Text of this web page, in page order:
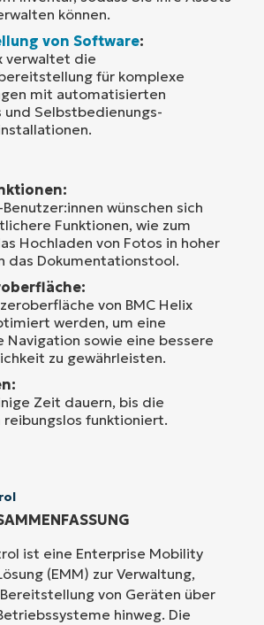
können.
von Software:
verwaltet die
für komplexe
mit automatisierten
und Selbstbedienungs-
Benutzer:innen wünschen sich
Funktionen, wie zum
Hochladen von Fotos in hoher
das Dokumentationstool.
von BMC Helix
werden, um eine
Navigation sowie eine bessere
zu gewährleisten.
Zeit dauern, bis die
funktioniert.
ist eine Enterprise Mobility
(EMM) zur Verwaltung,
von Geräten über
hinweg. Die